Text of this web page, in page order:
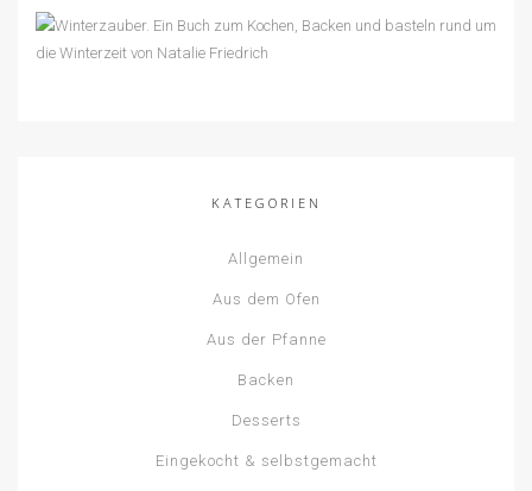
KATEGORIEN
Allgemein
Aus dem Ofen
Aus der Pfanne
Backen
Desserts
Eingekocht & selbstgemacht